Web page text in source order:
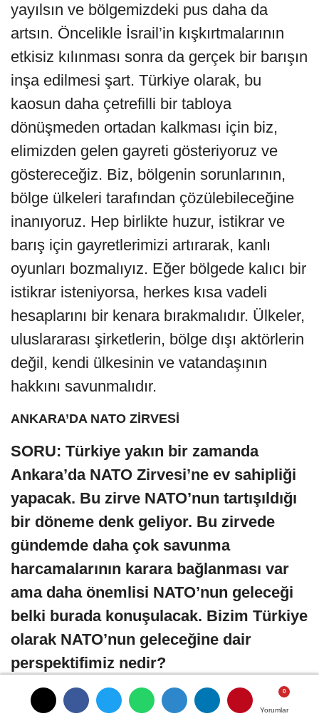
Yorumlar
Yorumlar
Yorumlar
yayılsın ve bölgemizdeki pus daha da
artsın. Öncelikle İsrail’in kışkırtmalarının
etkisiz kılınması sonra da gerçek bir barışın
inşa edilmesi şart. Türkiye olarak, bu
kaosun daha çetrefilli bir tabloya
dönüşmeden ortadan kalkması için biz,
elimizden gelen gayreti gösteriyoruz ve
göstereceğiz. Biz, bölgenin sorunlarının,
bölge ülkeleri tarafından çözülebileceğine
inanıyoruz. Hep birlikte huzur, istikrar ve
barış için gayretlerimizi artırarak, kanlı
oyunları bozmalıyız. Eğer bölgede kalıcı bir
istikrar isteniyorsa, herkes kısa vadeli
hesaplarını bir kenara bırakmalıdır. Ülkeler,
uluslararası şirketlerin, bölge dışı aktörlerin
değil, kendi ülkesinin ve vatandaşının
hakkını savunmalıdır.
ANKARA’DA NATO ZİRVESİ
SORU: Türkiye yakın bir zamanda
Ankara’da NATO Zirvesi’ne ev sahipliği
yapacak. Bu zirve NATO’nun tartışıldığı
bir döneme denk geliyor. Bu zirvede
gündemde daha çok savunma
harcamalarının karara bağlanması var
ama daha önemlisi NATO’nun geleceği
belki burada konuşulacak. Bizim Türkiye
olarak NATO’nun geleceğine dair
perspektifimiz nedir?
Ankara’da 7-8 Temmuz tarihleri arasında